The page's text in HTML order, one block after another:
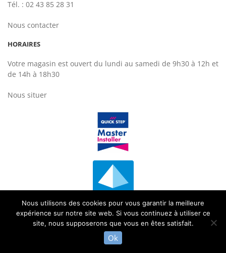
Tél. : 02 43 85 28 31
Nous contacter
HORAIRES
Votre magasin est ouvert du lundi au samedi de 9h30 à 12h et
de 14h à 18h30
Nous situer
Univers Parquet
Nous utilisons des cookies pour vous garantir la meilleure
expérience sur notre site web. Si vous continuez à utiliser ce
site, nous supposerons que vous en êtes satisfait.
Ok